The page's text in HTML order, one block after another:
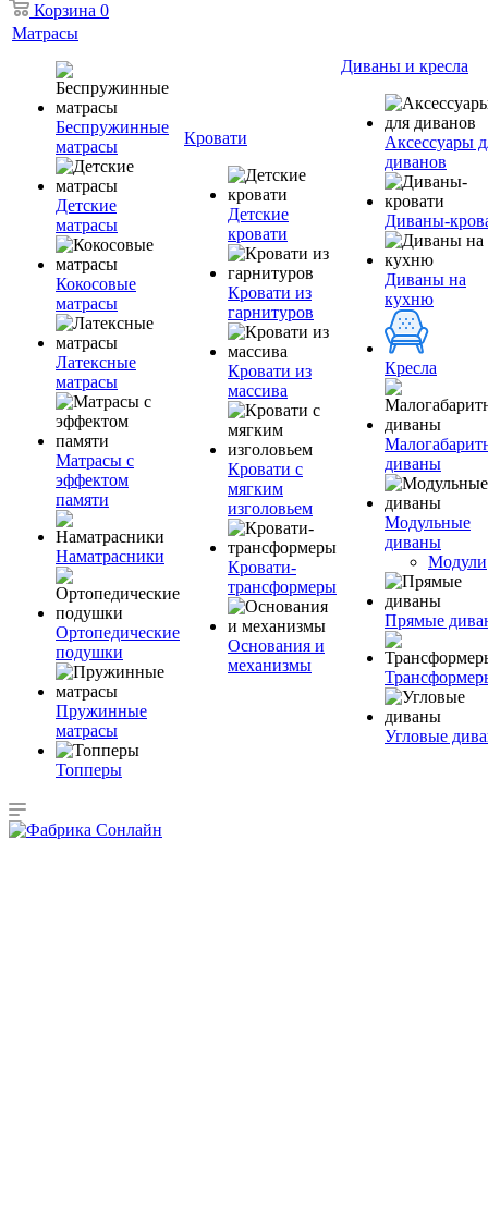
Корзина 0
Матрасы
Беспружинные
матрасы
Детские
матрасы
Кокосовые
матрасы
Латексные
матрасы
Матрасы с
эффектом
памяти
Наматрасники
Ортопедические
подушки
Пружинные
матрасы
Топперы
Кровати
Детские
кровати
Кровати из
гарнитуров
Кровати из
массива
Кровати с
мягким
изголовьем
Кровати-
трансформеры
Основания и
механизмы
Диваны и кресла
Аксессуары
диванов
Диваны-
Диваны на
кухню
Кресла
диваны
Модульные
диваны
Модули
Прямые
Угловые